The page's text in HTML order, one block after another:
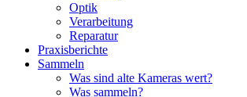
Optik
Verarbeitung
Reparatur
Praxisberichte
Sammeln
Was sind alte Kameras wert?
Was sammeln?